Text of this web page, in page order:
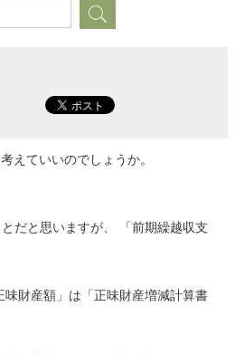
えていいのでしょうか。
だと思いますが、 「前期繰越収支
味財産額」は「正味財産増減計算書